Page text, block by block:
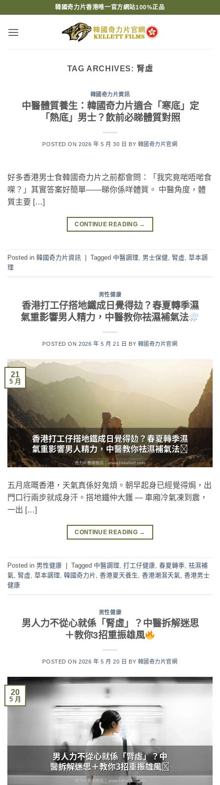
content
韓國奇力片香港唯一官方網站100%正品
TAG ARCHIVES: 腎虛
韓國奇力片資訊
中醫體質養生：韓國奇力片適合「寒底」定
「熱底」男士？飲前必睇體質對照
POSTED ON2026 年 5 月 30 日 BY 韓國奇力片官網
好多香港男士食韓國奇力片之前都會問：「我究竟啱唔啱食
㗎？」其實答案好簡單——睇你係咩體質。 中醫角度，體
質主要 […]
CONTINUE READING →
Posted in 韓國奇力片資訊 Tagged 中醫調理 男士保健 腎虛 草本調
理
男性健康
香港打工仔搭地鐵成日覺得攰？春夏轉季濕
氣重影響男人精力，中醫教你祛濕補氣法
POSTED ON2026 年 5 月 21 日 BY 韓國奇力片官網
21
5 月
五月底嘅香港，天氣真係好鬼煩。朝早起身已經覺得焗，出
門口行兩步就成身汗。搭地鐵仲大鑊 — 車廂冷氣凍到震，
一出 […]
CONTINUE READING →
Posted in 男性健康 Tagged 中醫調理, 打工仔健康, 春夏轉季, 祛濕補
氣, 腎虛, 草本調理, 韓國奇力片, 香港夏天養生, 香港潮濕天氣, 香港男士
健康
男性健康
男人力不從心就係「腎虛」？中醫拆解迷思
＋教你3招重振雄風
POSTED ON2026 年 5 月 20 日 BY 韓國奇力片官網
20
5 月